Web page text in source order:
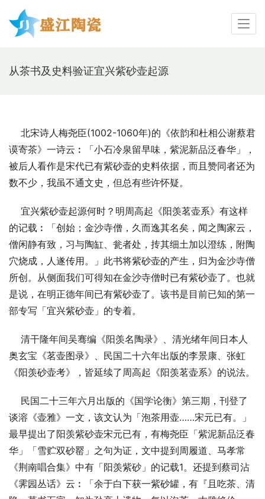
从茶书及史料验证宜兴紫砂壶起源
北宋诗人梅尧臣(1002-1060年)的《依韵和杜相公谢蔡君
谟寄茶》一诗云︰「小石冷泉留早味，紫泥新品泛春华」，
被后人看作是宋代已有紫砂壶的史料依据，而且赞同者还为
数不少，我虽不通文史，但总有些许怀疑。
宜兴紫砂壶起源何时？明周高起《阳羡茗壶系》有这样
的记载︰「创始；金沙寺僧，久而逸其名矣，闻之陶家云，
僧闲静有致，习与陶缸、瓮者处，抟其细土加以澄练，附陶
穴烧成，人遂传用。」此书将紫砂壶的产生，归为金沙寺僧
所创。从侧面我们可得知在金沙寺僧时已有紫砂壶了。也就
是说，在明正德年间已有紫砂壶了。该书是目前已知的第一
部专写「宜兴紫砂壶」的专着。
清干隆年间吴骞编《阳羡名陶录》、清光绪年间日本人
奥玄宝《茗壶图录》、民国二十六年出版的李景康、张虹
《阳羡砂壶考》，皆延续了周高起《阳羡茗壶系》的说法。
民国二十三年六月出版的《国学论衡》第三期，刊登了
谈溶《壶雅》一文，该文认为「泡茶用壶……宋元已有。」
最早提出了阳羡紫砂壶宋元已有，有梅尧臣「紫泥新品泛春
华」「雪贮双砂罂」之句为证，文中提到周履道、马孝常
《荆南唱合集》中有「阳羡紫砂」的记载1。还提到蔡司沾
《霁园丛话》云︰「余于白下获一紫砂罐，有『且吃茶、清